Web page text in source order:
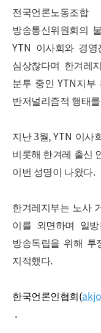
전국언론노동조합
방송통신위원회의
YTN
이사회와 경
심상찮다며 한겨레
분투 중인YTN지부
반저널리즘적 행태
지난3월, YTN 이사
비롯해 한겨레 출신
이번 성명이 나왔다.
한겨레지부는 노사
이를 외면하며 일
방송독립을 위해 투
지적했다.
한국언론인협회 (
.